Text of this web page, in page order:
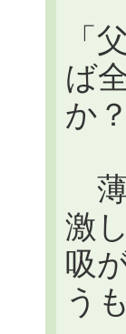
「
ば
か？
薄
激
吸
う